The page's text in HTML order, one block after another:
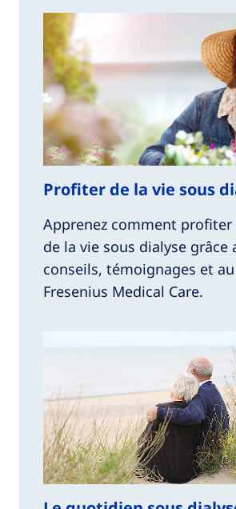
Profiter de la vie sous
Apprenez comment
de la vie sous dialyse grâce
conseils, témoignages et
Fresenius Medical Care.